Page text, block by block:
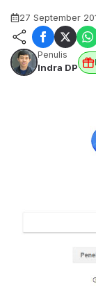
27 September
Penulis
Indra DP